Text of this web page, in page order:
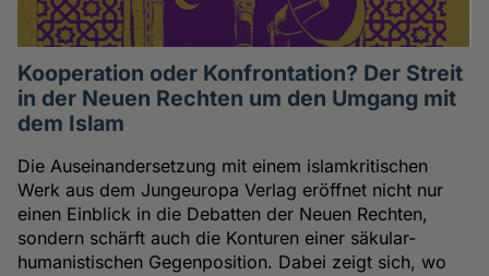
Kooperation oder Konfrontation? Der Streit
in der Neuen Rechten um den Umgang mit
dem Islam
Die Auseinandersetzung mit einem islamkritischen
Werk aus dem Jungeuropa Verlag eröffnet nicht nur
einen Einblick in die Debatten der Neuen Rechten,
sondern schärft auch die Konturen einer säkular-
humanistischen Gegenposition. Dabei zeigt sich, wo